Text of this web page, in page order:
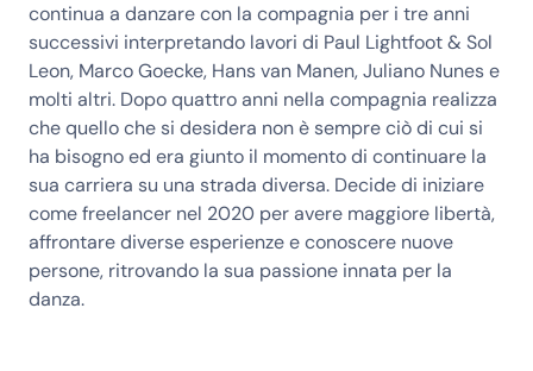
continua a danzare con la compagnia per i tre anni
successivi interpretando lavori di Paul Lightfoot & Sol
Leon, Marco Goecke, Hans van Manen, Juliano Nunes e
molti altri. Dopo quattro anni nella compagnia realizza
che quello che si desidera non è sempre ciò di cui si
ha bisogno ed era giunto il momento di continuare la
sua carriera su una strada diversa. Decide di iniziare
come freelancer nel 2020 per avere maggiore libertà,
affrontare diverse esperienze e conoscere nuove
persone, ritrovando la sua passione innata per la
danza.